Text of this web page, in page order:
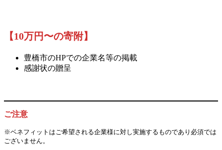
【10万円〜の寄附】
豊橋市のHPでの企業名等の掲載
感謝状の贈呈
ご注意
※ベネフィットはご希望される企業様に対し実施するものであり必須では
ございません。